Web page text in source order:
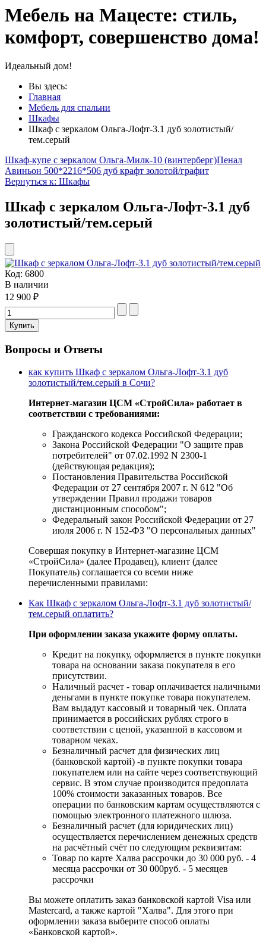
Мебель на Мацесте: стиль,
комфорт, совершенство дома!
Идеальный дом!
Вы здесь:
Главная
Мебель для спальни
Шкафы
Шкаф с зеркалом Ольга-Лофт-3.1 дуб золотистый/
тем.серый
Шкаф-купе с зеркалом Ольга-Милк-10 (винтерберг)Пенал
Авиньон 500*2216*506 дуб крафт золотой/графит
Вернуться к: Шкафы
Шкаф с зеркалом Ольга-Лофт-3.1 дуб
золотистый/тем.серый
Код: 6800
В наличии
12 900 ₽
Вопросы и Ответы
как купить Шкаф с зеркалом Ольга-Лофт-3.1 дуб
золотистый/тем.серый в Сочи?
Интернет-магазин ЦСМ «СтройСила» работает в
соответствии с требованиями:
Гражданского кодекса Российской Федерации;
Закона Российской Федерации "О защите прав
потребителей" от 07.02.1992 N 2300-1
(действующая редакция);
Постановления Правительства Российской
Федерации от 27 сентября 2007 г. N 612 "Об
утверждении Правил продажи товаров
дистанционным способом";
Федеральный закон Российской Федерации от 27
июля 2006 г. N 152-ФЗ "О персональных данных"
Совершая покупку в Интернет-магазине ЦСМ
«СтройСила» (далее Продавец), клиент (далее
Покупатель) соглашается со всеми ниже
перечисленными правилами:
Как Шкаф с зеркалом Ольга-Лофт-3.1 дуб золотистый/
тем.серый оплатить?
При оформлении заказа укажите форму оплаты.
Кредит на покупку, оформляется в пункте покупки
товара на основании заказа покупателя в его
присутствии.
Наличный расчет - товар оплачивается наличными
деньгами в пункте покупке товара покупателем.
Вам выдадут кассовый и товарный чек. Оплата
принимается в российских рублях строго в
соответствии с ценой, указанной в кассовом и
товарном чеках.
Безналичный расчет для физических лиц
(банковской картой) -в пункте покупки товара
покупателем или на сайте через соответствующий
сервис. В этом случае производится предоплата
100% стоимости заказанных товаров. Все
операции по банковским картам осуществляются с
помощью электронного платежного шлюза.
Безналичный расчет (для юридических лиц)
осуществляется перечислением денежных средств
на расчётный счёт по следующим реквизитам:
Товар по карте Халва рассрочки до 30 000 руб. - 4
месяца рассрочки от 30 000руб. - 5 месяцев
рассрочки
Вы можете оплатить заказ банковской картой Visa или
Mastercard, а также картой "Халва". Для этого при
оформлении заказа выберите способ оплаты
«Банковской картой».